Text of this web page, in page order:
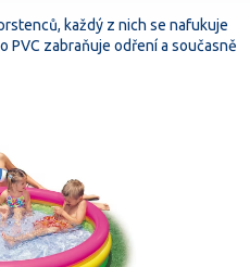
každý z nich se nafukuje
PVC zabraňuje odření a současně